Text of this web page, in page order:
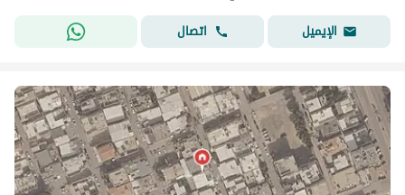
الإيميل
اتصال